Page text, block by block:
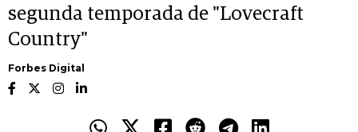
segunda temporada de "Lovecraft
Country"
Forbes Digital